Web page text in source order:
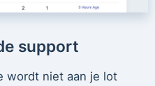
support
wordt niet aan je lot